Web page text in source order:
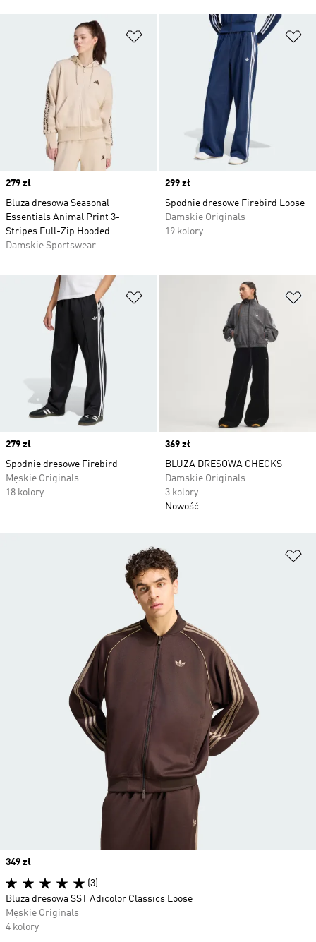
Dodaj do listy życzeń
Price
279 zł
Bluza dresowa Seasonal
Essentials Animal Print 3-
Stripes Full-Zip Hooded
Damskie Sportswear
Price
299 zł
Spodnie dresowe Firebird Loose
Damskie Originals
19 kolory
Dodaj do listy życzeń
Price
279 zł
Spodnie dresowe Firebird
Męskie Originals
18 kolory
Price
369 zł
BLUZA DRESOWA CHECKS
Damskie Originals
3 kolory
Nowość
Price
349 zł
(3)
Bluza dresowa SST Adicolor Classics Loose
Męskie Originals
4 kolory